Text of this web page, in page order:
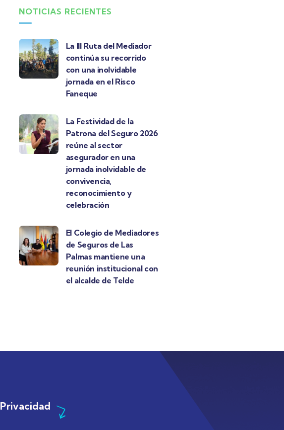
NOTICIAS RECIENTES
La III Ruta del Mediador
continúa su recorrido
con una inolvidable
jornada en el Risco
Faneque
La Festividad de la
Patrona del Seguro 2026
reúne al sector
asegurador en una
jornada inolvidable de
convivencia,
reconocimiento y
celebración
El Colegio de Mediadores
de Seguros de Las
Palmas mantiene una
reunión institucional con
el alcalde de Telde
Privacidad